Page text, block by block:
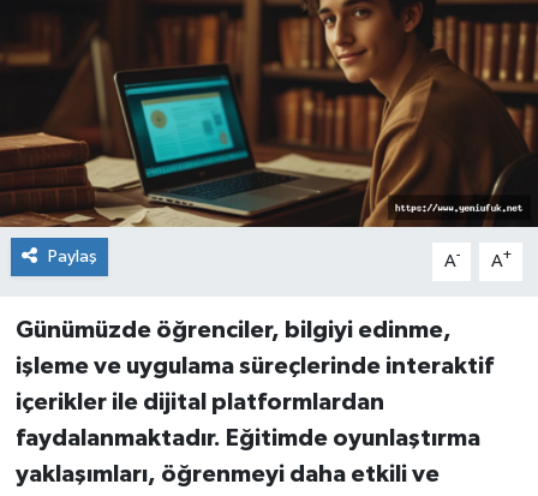
Paylaş A- A+
Günümüzde öğrenciler, bilgiyi edinme,
işleme ve uygulama süreçlerinde interaktif
içerikler ile dijital platformlardan
faydalanmaktadır. Eğitimde oyunlaştırma
yaklaşımları, öğrenmeyi daha etkili ve